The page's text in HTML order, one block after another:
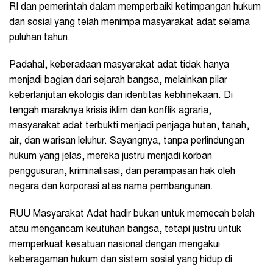
RI dan pemerintah dalam memperbaiki ketimpangan hukum
dan sosial yang telah menimpa masyarakat adat selama
puluhan tahun.
Padahal, keberadaan masyarakat adat tidak hanya
menjadi bagian dari sejarah bangsa, melainkan pilar
keberlanjutan ekologis dan identitas kebhinekaan. Di
tengah maraknya krisis iklim dan konflik agraria,
masyarakat adat terbukti menjadi penjaga hutan, tanah,
air, dan warisan leluhur. Sayangnya, tanpa perlindungan
hukum yang jelas, mereka justru menjadi korban
penggusuran, kriminalisasi, dan perampasan hak oleh
negara dan korporasi atas nama pembangunan.
RUU Masyarakat Adat hadir bukan untuk memecah belah
atau mengancam keutuhan bangsa, tetapi justru untuk
memperkuat kesatuan nasional dengan mengakui
keberagaman hukum dan sistem sosial yang hidup di